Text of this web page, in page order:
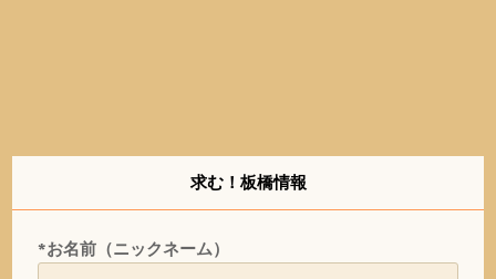
求む！板橋情報
*お名前（ニックネーム）